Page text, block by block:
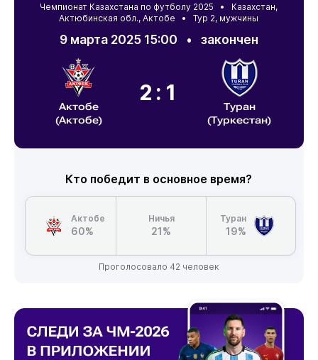
Чемпионат Казахстана по футболу 2025 • Казахстан,
Актюбинская обл.,Актобе • Тур 2, мужчины
9 марта 2025 15:00 • закончен
Актобе
(Актобе)
2:1
Туран
(Туркестан)
Кто победит в основное время?
Актобе
60%
Ничья
21%
Туран
19%
Проголосовало 42 человек